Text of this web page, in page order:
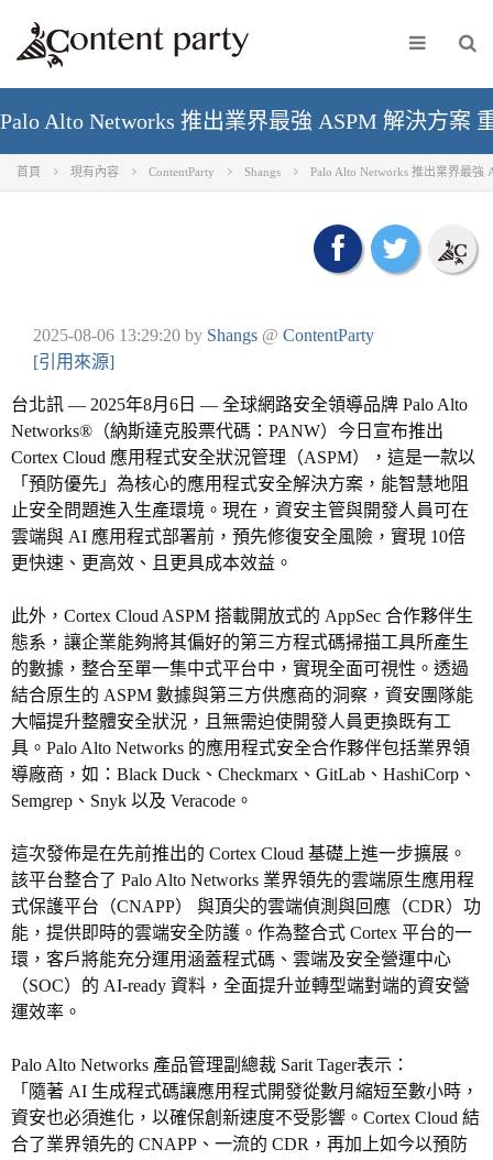
Palo Alto Networks 推出業界最強 ASPM 解決方案
首頁 現有內容 ContentParty Shangs Palo Alto Networks 推出業界最強
2025-08-06 13:29:20 by Shangs @ ContentParty
[引用來源]
台北訊 — 2025年8月6日 — 全球網路安全領導品牌 Palo Alto
Networks®（納斯達克股票代碼：PANW）今日宣布推出
Cortex Cloud 應用程式安全狀況管理（ASPM），這是一款以
「預防優先」為核心的應用程式安全解決方案，能智慧地阻
止安全問題進入生產環境。現在，資安主管與開發人員可在
雲端與 AI 應用程式部署前，預先修復安全風險，實現 10倍
更快速、更高效、且更具成本效益。
此外，Cortex Cloud ASPM 搭載開放式的 AppSec 合作夥伴生
態系，讓企業能夠將其偏好的第三方程式碼掃描工具所產生
的數據，整合至單一集中式平台中，實現全面可視性。透過
結合原生的 ASPM 數據與第三方供應商的洞察，資安團隊能
大幅提升整體安全狀況，且無需迫使開發人員更換既有工
具。Palo Alto Networks 的應用程式安全合作夥伴包括業界領
導廠商，如：Black Duck、Checkmarx、GitLab、HashiCorp、
Semgrep、Snyk 以及 Veracode。
這次發佈是在先前推出的 Cortex Cloud 基礎上進一步擴展。
該平台整合了 Palo Alto Networks 業界領先的雲端原生應用程
式保護平台（CNAPP） 與頂尖的雲端偵測與回應（CDR）功
能，提供即時的雲端安全防護。作為整合式 Cortex 平台的一
環，客戶將能充分運用涵蓋程式碼、雲端及安全營運中心
（SOC）的 AI-ready 資料，全面提升並轉型端對端的資安營
運效率。
Palo Alto Networks 產品管理副總裁 Sarit Tager表示：
「隨著 AI 生成程式碼讓應用程式開發從數月縮短至數小時，
資安也必須進化，以確保創新速度不受影響。Cortex Cloud 結
合了業界領先的 CNAPP、一流的 CDR，再加上如今以預防